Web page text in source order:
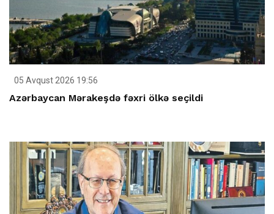
05 Avqust 2026 19:56
Azərbaycan Mərakeşdə fəxri ölkə seçildi